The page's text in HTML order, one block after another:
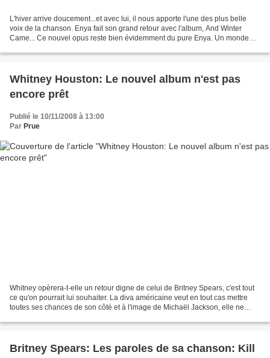
L'hiver arrive doucement...et avec lui, il nous apporte l'une des plus belle
voix de la chanson. Enya fait son grand retour avec l'album, And Winter
Came... Ce nouvel opus reste bien évidemment du pure Enya. Un monde
Whitney Houston: Le nouvel album n'est pas
encore prêt
Publié le 10/11/2008 à 13:00
Par Prue
Whitney opèrera-t-elle un retour digne de celui de Britney Spears, c'est tout
ce qu'on pourrait lui souhaiter. La diva américaine veut en tout cas mettre
toutes ses chances de son côté et à l'image de Michaël Jackson, elle ne
Britney Spears: Les paroles de sa chanson: Kill